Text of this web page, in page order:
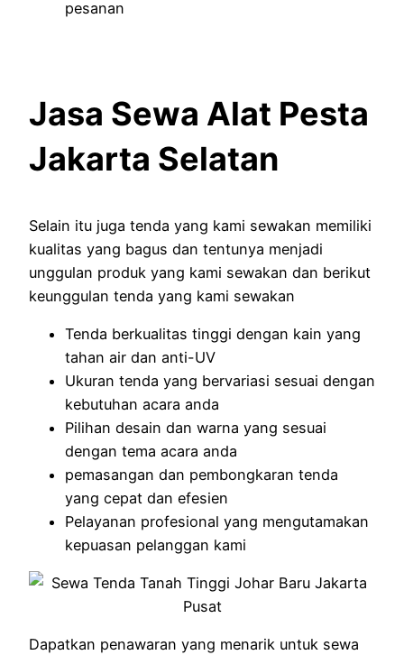
pesanan
Jasa Sewa Alat Pesta
Jakarta Selatan
Selain itu juga tenda yang kami sewakan memiliki
kualitas yang bagus dan tentunya menjadi
unggulan produk yang kami sewakan dan berikut
keunggulan tenda yang kami sewakan
Tenda berkualitas tinggi dengan kain yang
tahan air dan anti-UV
Ukuran tenda yang bervariasi sesuai dengan
kebutuhan acara anda
Pilihan desain dan warna yang sesuai
dengan tema acara anda
pemasangan dan pembongkaran tenda
yang cepat dan efesien
Pelayanan profesional yang mengutamakan
kepuasan pelanggan kami
Dapatkan penawaran yang menarik untuk sewa